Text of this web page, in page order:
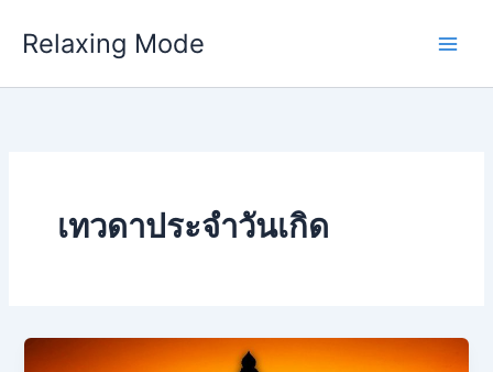
Relaxing Mode
เทวดาประจำวันเกิด